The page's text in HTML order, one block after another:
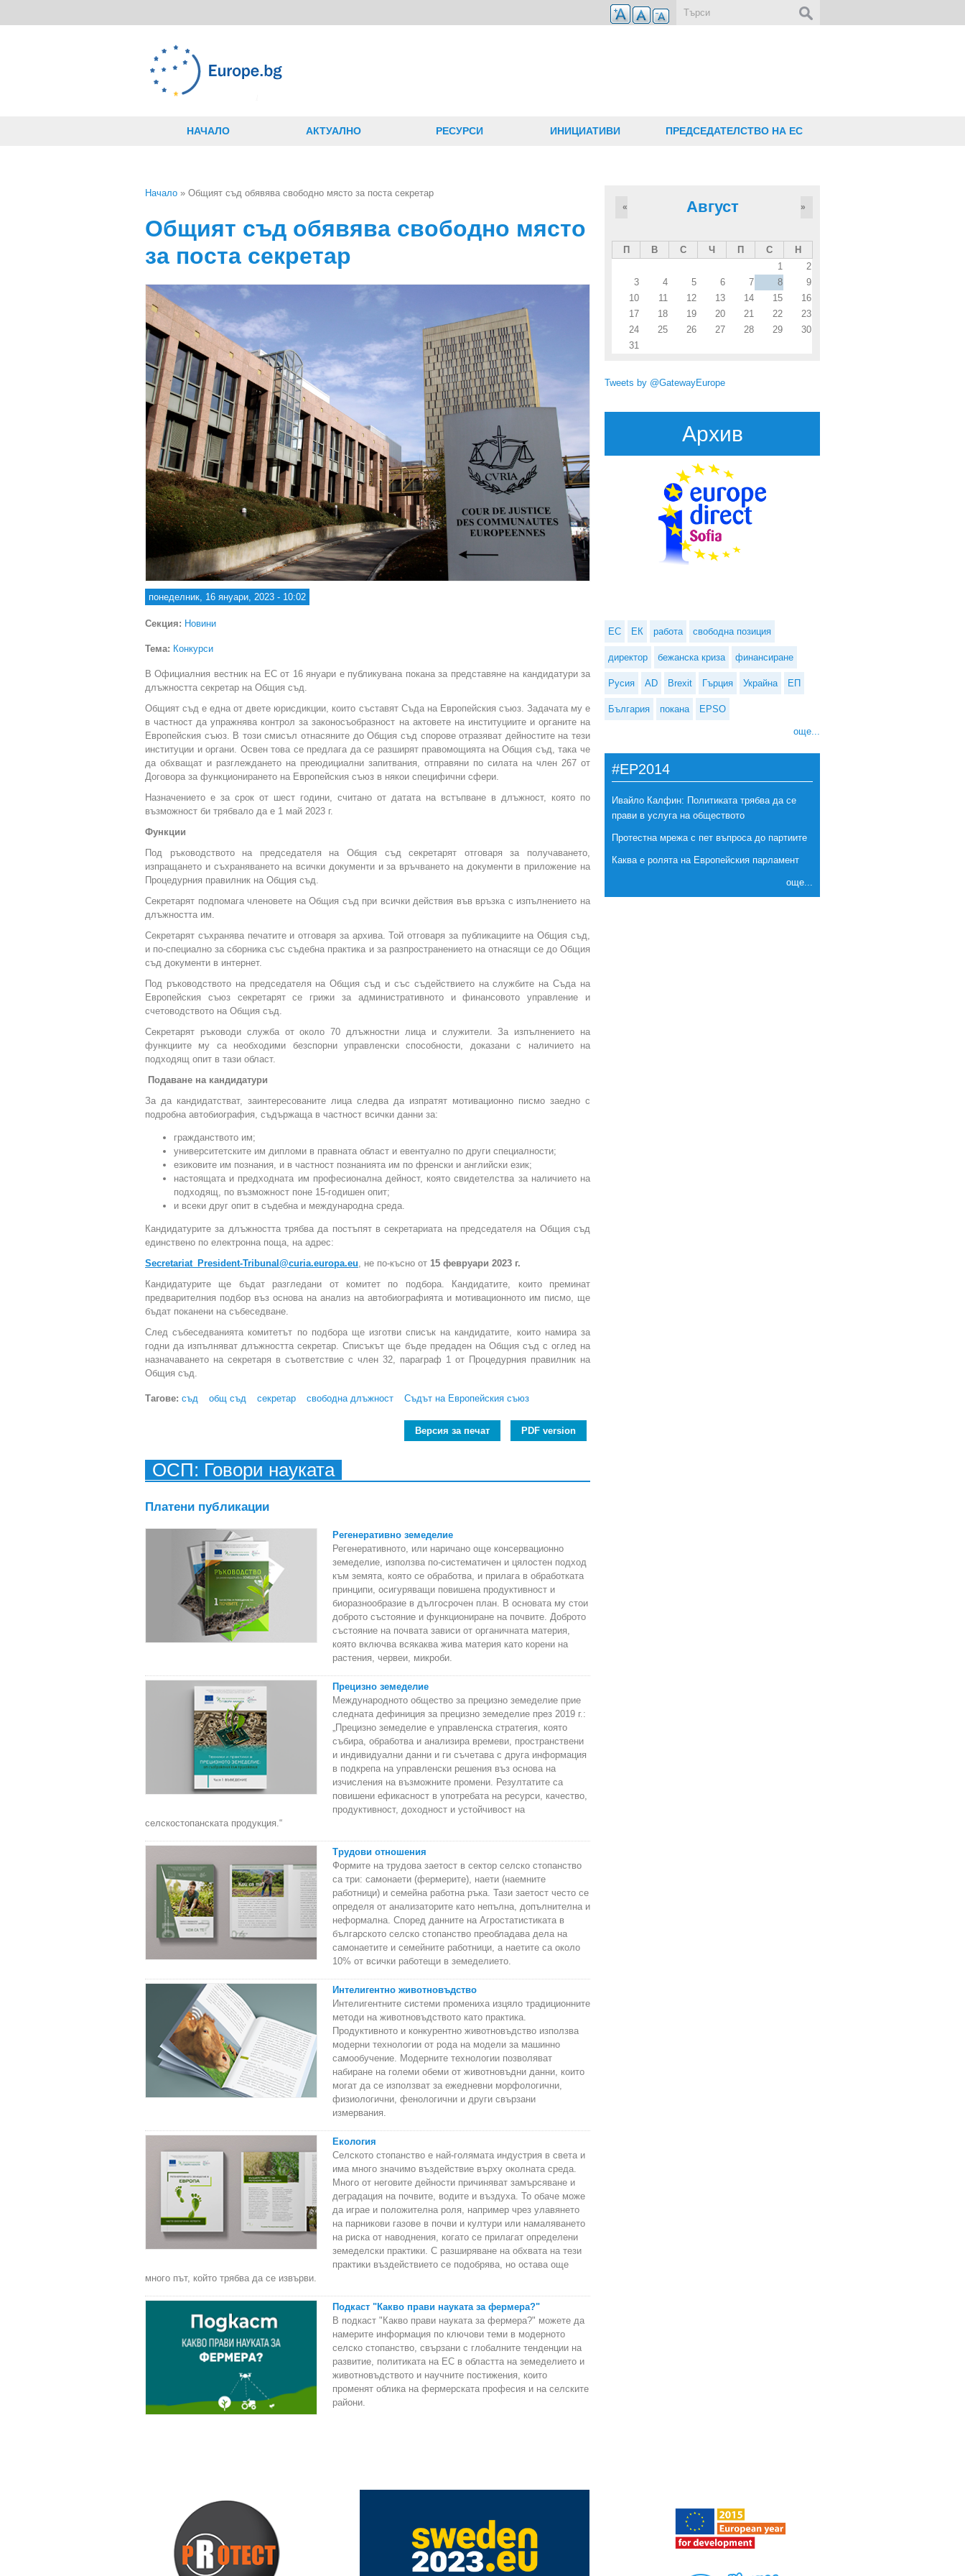
НАЧАЛО АКТУАЛНО РЕСУРСИ ИНИЦИАТИВИ ПРЕДСЕДАТЕЛСТВО НА ЕС
Начало » Общият съд обявява свободно място за поста секретар
Общият съд обявява свободно място
за поста секретар
понеделник, 16 януари, 2023 - 10:02
Секция: Новини
Тема: Конкурси
В Официалния вестник на ЕС от 16 януари е публикувана покана за представяне на кандидатури за
длъжността секретар на Общия съд.
Общият съд е една от двете юрисдикции, които съставят Съда на Европейския съюз. Задачата му е
в частност да упражнява контрол за законосъобразност на актовете на институциите и органите на
Европейския съюз. В този смисъл отнасяните до Общия съд спорове отразяват дейностите на тези
институции и органи. Освен това се предлага да се разширят правомощията на Общия съд, така че
да обхващат и разглеждането на преюдициални запитвания, отправяни по силата на член 267 от
Договора за функционирането на Европейския съюз в някои специфични сфери.
Назначението е за срок от шест години, считано от датата на встъпване в длъжност, която по
възможност би трябвало да е 1 май 2023 г.
Функции
Под ръководството на председателя на Общия съд секретарят отговаря за получаването,
изпращането и съхраняването на всички документи и за връчването на документи в приложение на
Процедурния правилник на Общия съд.
Секретарят подпомага членовете на Общия съд при всички действия във връзка с изпълнението на
длъжността им.
Секретарят съхранява печатите и отговаря за архива. Той отговаря за публикациите на Общия съд,
и по-специално за сборника със съдебна практика и за разпространението на отнасящи се до Общия
съд документи в интернет.
Под ръководството на председателя на Общия съд и със съдействието на службите на Съда на
Европейския съюз секретарят се грижи за административното и финансовото управление и
счетоводството на Общия съд.
Секретарят ръководи служба от около 70 длъжностни лица и служители. За изпълнението на
функциите му са необходими безспорни управленски способности, доказани с наличието на
подходящ опит в тази област.
Подаване на кандидатури
За да кандидатстват, заинтересованите лица следва да изпратят мотивационно писмо заедно с
подробна автобиография, съдържаща в частност всички данни за:
гражданството им;
университетските им дипломи в правната област и евентуално по други специалности;
езиковите им познания, и в частност познанията им по френски и английски език;
настоящата и предходната им професионална дейност, която свидетелства за наличието на
подходящ, по възможност поне 15-годишен опит;
и всеки друг опит в съдебна и международна среда.
Кандидатурите за длъжността трябва да постъпят в секретариата на председателя на Общия съд
единствено по електронна поща, на адрес:
Secretariat_President-Tribunal@curia.europa.eu , не по-късно от 15 февруари 2023 г.
Кандидатурите ще бъдат разгледани от комитет по подбора. Кандидатите, които преминат
предварителния подбор въз основа на анализ на автобиографията и мотивационното им писмо, ще
бъдат поканени на събеседване.
След събеседванията комитетът по подбора ще изготви списък на кандидатите, които намира за
годни да изпълняват длъжността секретар. Списъкът ще бъде предаден на Общия съд с оглед на
назначаването на секретаря в съответствие с член 32, параграф 1 от Процедурния правилник на
Общия съд.
Тагове: съд общ съд секретар свободна длъжност Съдът на Европейския съюз
Версия за печат PDF version
ОСП: Говори науката
Платени публикации
Регенеративно земеделие
Регенеративното, или наричано още консервационно
земеделие, използва по-систематичен и цялостен подход
към земята, която се обработва, и прилага в обработката
принципи, осигуряващи повишена продуктивност и
биоразнообразие в дългосрочен план. В основата му стои
доброто състояние и функциониране на почвите. Доброто
състояние на почвата зависи от органичната материя,
която включва всякаква жива материя като корени на
растения, червеи, микроби.
Прецизно земеделие
Международното общество за прецизно земеделие прие
следната дефиниция за прецизно земеделие през 2019 г.:
„Прецизно земеделие е управленска стратегия, която
събира, обработва и анализира времеви, пространствени
и индивидуални данни и ги съчетава с друга информация
в подкрепа на управленски решения въз основа на
изчисления на възможните промени. Резултатите са
повишени ефикасност в употребата на ресурси, качество,
продуктивност, доходност и устойчивост на
селскостопанската продукция.“
Трудови отношения
Формите на трудова заетост в сектор селско стопанство
са три: самонаети (фермерите), наети (наемните
работници) и семейна работна ръка. Тази заетост често се
определя от анализаторите като непълна, допълнителна и
неформална. Според данните на Агростатистиката в
българското селско стопанство преобладава дела на
самонаетите и семейните работници, а наетите са около
10% от всички работещи в земеделието.
Интелигентно животновъдство
Интелигентните системи промениха изцяло традиционните
методи на животновъдството като практика.
Продуктивното и конкурентно животновъдство използва
модерни технологии от рода на модели за машинно
самообучение. Модерните технологии позволяват
набиране на големи обеми от животновъдни данни, които
могат да се използват за ежедневни морфологични,
физиологични, фенологични и други свързани
измервания.
Екология
Селското стопанство е най-голямата индустрия в света и
има много значимо въздействие върху околната среда.
Много от неговите дейности причиняват замърсяване и
деградация на почвите, водите и въздуха. То обаче може
да играе и положителна роля, например чрез улавянето
на парникови газове в почви и култури или намаляването
на риска от наводнения, когато се прилагат определени
земеделски практики. С разширяване на обхвата на тези
практики въздействието се подобрява, но остава още
много път, който трябва да се извърви.
Подкаст "Какво прави науката за фермера?"
В подкаст "Какво прави науката за фермера?" можете да
намерите информация по ключови теми в модерното
селско стопанство, свързани с глобалните тенденции на
развитие, политиката на ЕС в областта на земеделието и
животновъдството и научните постижения, които
променят облика на фермерската професия и на селските
райони.
Август
« »
П В С Ч П С
Н
1
2
3
4 5 6 7 8
9
10
11 12 13 14 15
16
17
18 19 20 21 22
23
24
25 26 27 28 29
30
31
Tweets by @GatewayEurope
Архив
ЕС ЕК работа свободна позиция
директор бежанска криза финансиране
Русия AD Brexit Гърция Украйна ЕП
България покана EPSO
още...
#EP2014
Ивайло Калфин: Политиката трябва да се
прави в услуга на обществото
Протестна мрежа с пет въпроса до партиите
Каква е ролята на Европейския парламент
още...